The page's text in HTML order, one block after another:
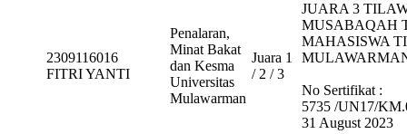
2309116016
FITRI YANTI
Penalaran,
Minat Bakat
dan Kesma
Universitas
Mulawarman
Juara 1
/ 2 / 3
JUARA 3
MUSABAQAH
MAHASISWA
No Sertifikat :
5735 /UN17/
31 August 2023